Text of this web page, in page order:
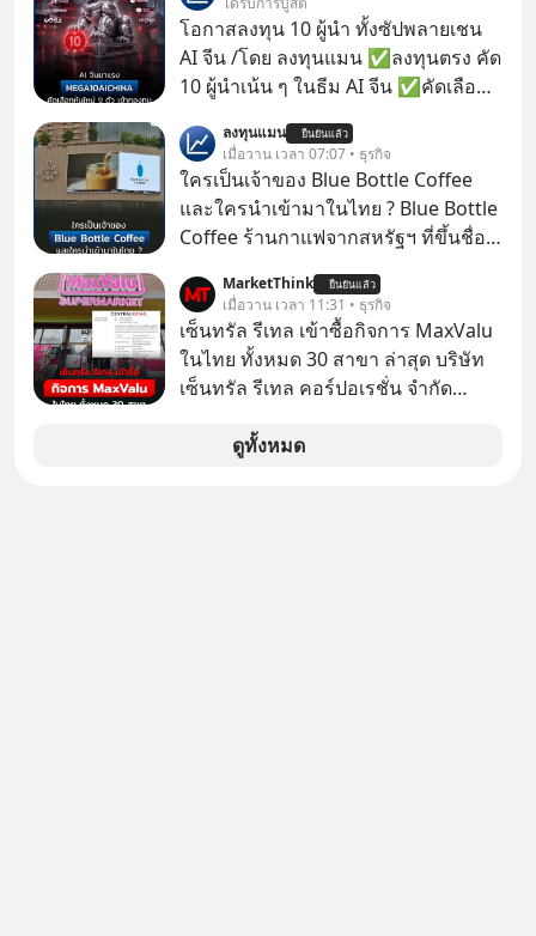
เดือนก่อนและอยากดูมาก ด้วยเพราะว่า
อากงก็มาจากเมืองจีน ป๊าก็พูดแต้จิ๋วได้
มีเรื่องราวมีความผูกพันที่ได้ยินตั้งแต่
โอกาสลงทุน 10 ผู้นำ ทั้งซัปพลายเชน
AI จีน /โดย ลงทุนแมน ✅ลงทุนตรง คัด
10 ผู้นำเน้น ๆ ในธีม AI จีน ✅คัดเลือก
เจ้าของผู้นำ AI จีน ตั้งแต่โรงงานผลิตชิป
หน่วยความจำ โมเดล AI ยันหุ่นยนต์
✅ได้การรับยกเว้นภาษี Capital Gain
ตามกฎหมายภาษีของประเทศไทย
ลงทุนแมน ยืนยันแล้ว
เมื่อวาน เวลา 07:07 • ธุรกิจ
ใครเป็นเจ้าของ Blue Bottle Coffee
และใครนำเข้ามาในไทย ? Blue Bottle
Coffee ร้านกาแฟจากสหรัฐฯ ที่ขึ้นชื่อ
แรกในประเทศไทย ที่ Central Park
MarketThink ยืนยันแล้ว
เมื่อวาน เวลา 11:31 • ธุรกิจ
เซ็นทรัล รีเทล เข้าซื้อกิจการ MaxValu
ในไทย ทั้งหมด 30 สาขา ล่าสุด บริษัท
เซ็นทรัล รีเทล คอร์ปอเรชั่น จํากัด
ตลาดหลักทรัพย์แห่งประเทศไทยว่า ได้
ดูทั้งหมด